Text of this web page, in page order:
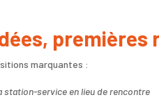
premières
marquantes :
station-service en lieu de rencontre